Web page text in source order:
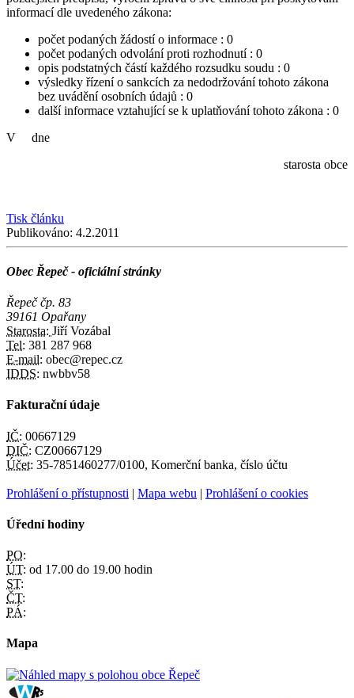
informací dle uvedeného zákona:
počet podaných žádostí o informace : 0
počet podaných odvolání proti rozhodnutí : 0
opis podstatných částí každého rozsudku soudu : 0
výsledky řízení o sankcích za nedodržování tohoto zákona
bez uvádění osobních údajů : 0
další informace vztahující se k uplatňování tohoto zákona : 0
V dne
starosta obce
Tisk článku
Publikováno: 4.2.2011
Obec Řepeč - oficiální stránky
Řepeč čp. 83
39161 Opařany
Starosta: Jiří Vozábal
Tel: 381 287 968
E-mail: obec@repec.cz
IDDS: nwbbv58
Fakturační údaje
IČ: 00667129
DIČ: CZ00667129
Účet: 35-7851460277/0100, Komerční banka, číslo účtu
Prohlášení o přístupnosti | Mapa webu | Prohlášení o cookies
Úřední hodiny
PO:
ÚT: od 17.00 do 19.00 hodin
ST:
ČT:
PÁ:
Mapa